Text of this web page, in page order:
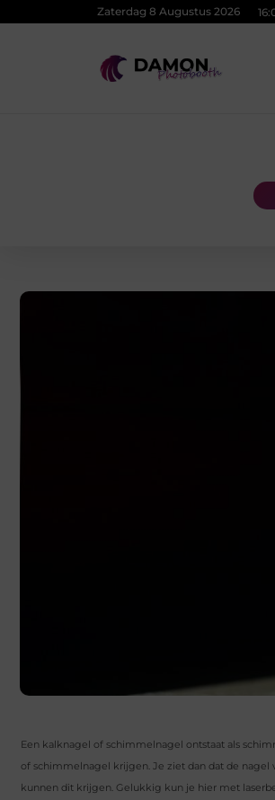
Zaterdag 8 Augustus 2026
Een kalknagel of schimmelnagel ontstaat als
of schimmelnagel krijgen. Je ziet dan dat de nagel
kunnen dit krijgen. Gelukkig kun je hier met